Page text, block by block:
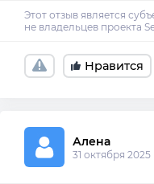
Нравится
Алена
31 октября 2025